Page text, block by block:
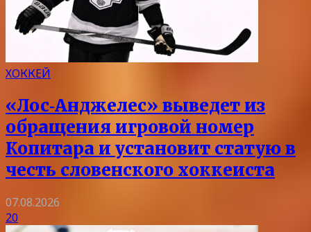
ХОККЕЙ
«Лос‑Анджелес» выведет из
обращения игровой номер
Копитара и установит статую в
честь словенского хоккеиста
07.08.2026
20